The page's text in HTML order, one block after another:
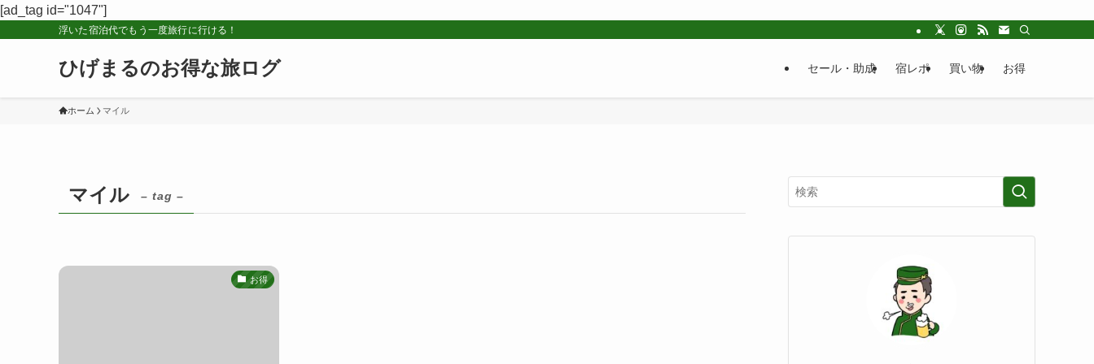
[ad_tag id="1047"]
浮いた宿泊代でもう一度旅行に行ける！
ひげまるのお得な旅ログ セール・助成 宿レポ 買い物 お得
ホーム マイル
マイル – tag –
お得